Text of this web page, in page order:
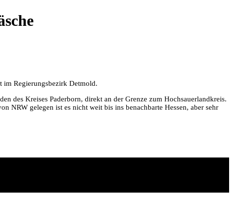
im Regierungsbezirk Detmold.
des Kreises Paderborn, direkt an der Grenze zum Hochsauerlandkreis.
NRW gelegen ist es nicht weit bis ins benachbarte Hessen, aber sehr